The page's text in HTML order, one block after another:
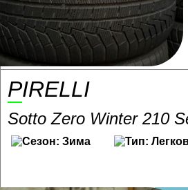
PIRELLI
Sotto Zero Winter 210